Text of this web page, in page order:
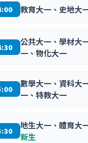
教育大一、史地大
公共大一、學材大
一、物化大一
數學大一、資科大
一、特教大一
地生大一、體育大
新生